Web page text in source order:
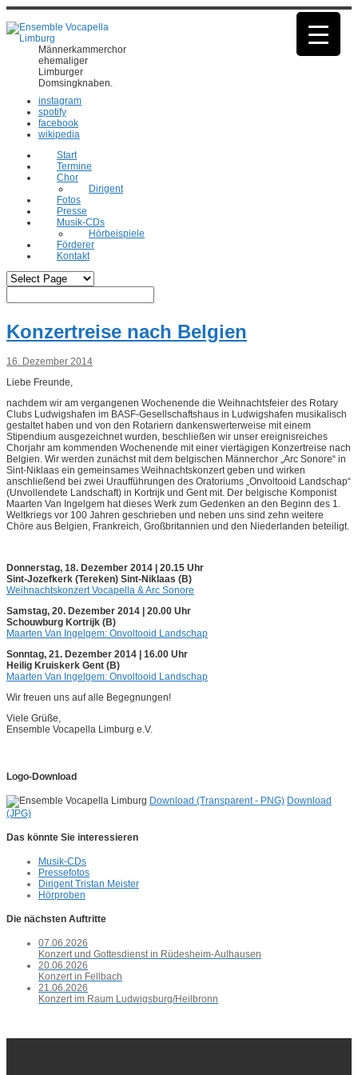
Männerkammerchor
ehemaliger
Limburger
Domsingknaben.
instagram
spotify
facebook
wikipedia
Start
Termine
Chor
Dirigent
Fotos
Presse
Musik-CDs
Hörbeispiele
Förderer
Kontakt
Konzertreise nach Belgien
16. Dezember 2014
Liebe Freunde,
nachdem wir am vergangenen Wochenende die Weihnachtsfeier des Rotary
Clubs Ludwigshafen im BASF-Gesellschaftshaus in Ludwigshafen musikalisch
gestaltet haben und von den Rotariern dankenswerterweise mit einem
Stipendium ausgezeichnet wurden, beschließen wir unser ereignisreiches
Chorjahr am kommenden Wochenende mit einer viertägigen Konzertreise nach
Belgien. Wir werden zunächst mit dem belgischen Männerchor „Arc Sonore“ in
Sint-Niklaas ein gemeinsames Weihnachtskonzert geben und wirken
anschließend bei zwei Uraufführungen des Oratoriums „Onvoltooid Landschap“
(Unvollendete Landschaft) in Kortrijk und Gent mit. Der belgische Komponist
Maarten Van Ingelgem hat dieses Werk zum Gedenken an den Beginn des 1.
Weltkriegs vor 100 Jahren geschrieben und neben uns sind zehn weitere
Chöre aus Belgien, Frankreich, Großbritannien und den Niederlanden beteiligt.
Donnerstag, 18. Dezember 2014 | 20.15 Uhr
Sint-Jozefkerk (Tereken) Sint-Niklaas (B)
Weihnachtskonzert Vocapella & Arc Sonore
Samstag, 20. Dezember 2014 | 20.00 Uhr
Schouwburg Kortrijk (B)
Maarten Van Ingelgem: Onvoltooid Landschap
Sonntag, 21. Dezember 2014 | 16.00 Uhr
Heilig Kruiskerk Gent (B)
Maarten Van Ingelgem: Onvoltooid Landschap
Wir freuen uns auf alle Begegnungen!
Viele Grüße,
Ensemble Vocapella Limburg e.V.
Logo-Download
Download (Transparent - PNG) Download
(JPG)
Das könnte Sie interessieren
Musik-CDs
Pressefotos
Dirigent Tristan Meister
Hörproben
Die nächsten Auftritte
07.06.2026
Konzert und Gottesdienst in Rüdesheim-Aulhausen
20.06.2026
Konzert in Fellbach
21.06.2026
Konzert im Raum Ludwigsburg/Heilbronn